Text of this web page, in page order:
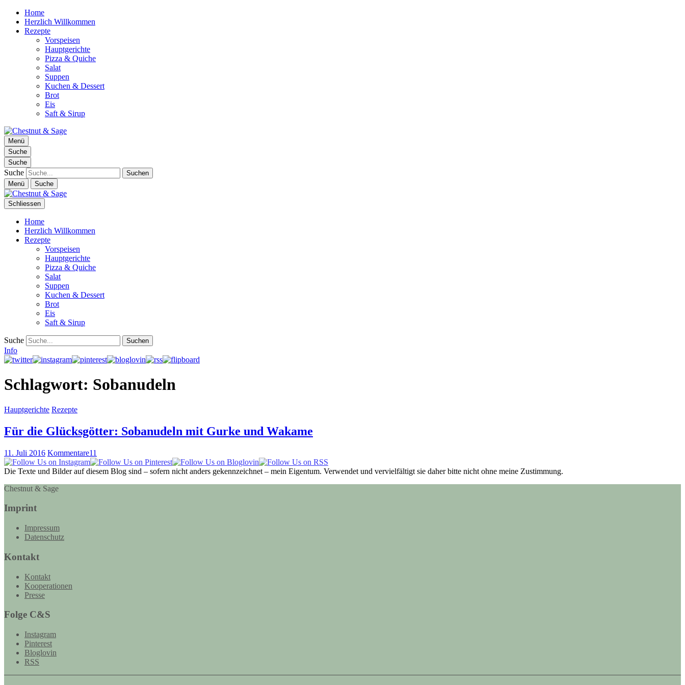
Home
Herzlich Willkommen
Rezepte
Vorspeisen
Hauptgerichte
Pizza & Quiche
Salat
Suppen
Kuchen & Dessert
Brot
Eis
Saft & Sirup
Chestnut & Sage
Foodblog | essen. trinken. genießen.
Menü
Suche
Suche
Suche
Menü Suche
Schliessen
Home
Herzlich Willkommen
Rezepte
Vorspeisen
Hauptgerichte
Pizza & Quiche
Salat
Suppen
Kuchen & Dessert
Brot
Eis
Saft & Sirup
Suche
Info
Schlagwort: Sobanudeln
Hauptgerichte Rezepte
Für die Glücksgötter: Sobanudeln mit Gurke und Wakame
11. Juli 2016 Kommentare11
Die Texte und Bilder auf diesem Blog sind – sofern nicht anders gekennzeichnet – mein Eigentum. Verwendet und vervielfältigt sie daher bitte nicht ohne meine Zustimmung.
Chestnut & Sage
Imprint
Impressum
Datenschutz
Kontakt
Kontakt
Kooperationen
Presse
Folge C&S
Instagram
Pinterest
Bloglovin
RSS